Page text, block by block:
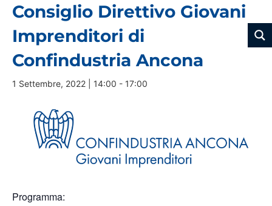
Consiglio Direttivo Giovani
Imprenditori di
Confindustria Ancona
1 Settembre, 2022 | 14:00 - 17:00
Programma: